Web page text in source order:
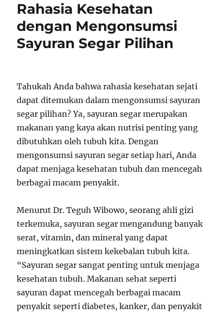
Rahasia Kesehatan
dengan Mengonsumsi
Sayuran Segar Pilihan
Tahukah Anda bahwa rahasia kesehatan sejati
dapat ditemukan dalam mengonsumsi sayuran
segar pilihan? Ya, sayuran segar merupakan
makanan yang kaya akan nutrisi penting yang
dibutuhkan oleh tubuh kita. Dengan
mengonsumsi sayuran segar setiap hari, Anda
dapat menjaga kesehatan tubuh dan mencegah
berbagai macam penyakit.
Menurut Dr. Teguh Wibowo, seorang ahli gizi
terkemuka, sayuran segar mengandung banyak
serat, vitamin, dan mineral yang dapat
meningkatkan sistem kekebalan tubuh kita.
“Sayuran segar sangat penting untuk menjaga
kesehatan tubuh. Makanan sehat seperti
sayuran dapat mencegah berbagai macam
penyakit seperti diabetes, kanker, dan penyakit